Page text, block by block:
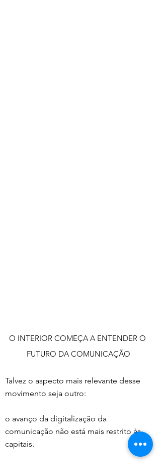
O INTERIOR COMEÇA A ENTENDER O
FUTURO DA COMUNICAÇÃO
Talvez o aspecto mais relevante desse
movimento seja outro:
o avanço da digitalização da
comunicação não está mais restrito às
capitais.